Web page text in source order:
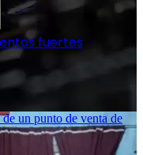
fuertes
un punto de venta de